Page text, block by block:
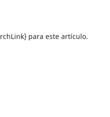
para este artículo.